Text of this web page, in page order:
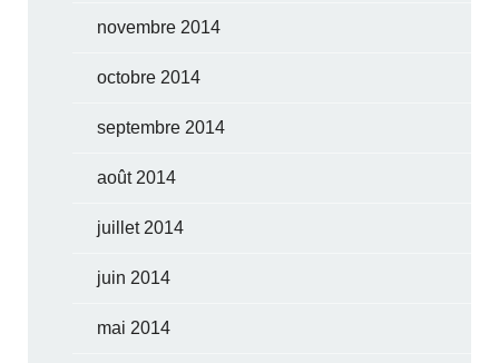
novembre 2014
octobre 2014
septembre 2014
août 2014
juillet 2014
juin 2014
mai 2014